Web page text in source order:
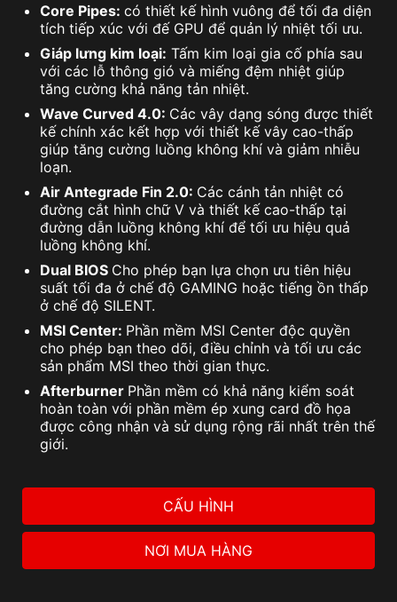
Core Pipes: có thiết kế hình vuông để tối đa diện
tích tiếp xúc với đế GPU để quản lý nhiệt tối ưu.
Giáp lưng kim loại: Tấm kim loại gia cố phía sau
với các lỗ thông gió và miếng đệm nhiệt giúp
tăng cường khả năng tản nhiệt.
Wave Curved 4.0: Các vây dạng sóng được thiết
kế chính xác kết hợp với thiết kế vây cao-thấp
giúp tăng cường luồng không khí và giảm nhiễu
loạn.
Air Antegrade Fin 2.0: Các cánh tản nhiệt có
đường cắt hình chữ V và thiết kế cao-thấp tại
đường dẫn luồng không khí để tối ưu hiệu quả
luồng không khí.
Dual BIOS Cho phép bạn lựa chọn ưu tiên hiệu
suất tối đa ở chế độ GAMING hoặc tiếng ồn thấp
ở chế độ SILENT.
MSI Center: Phần mềm MSI Center độc quyền
cho phép bạn theo dõi, điều chỉnh và tối ưu các
sản phẩm MSI theo thời gian thực.
Afterburner Phần mềm có khả năng kiểm soát
hoàn toàn với phần mềm ép xung card đồ họa
được công nhận và sử dụng rộng rãi nhất trên thế
giới.
CẤU HÌNH
NƠI MUA HÀNG